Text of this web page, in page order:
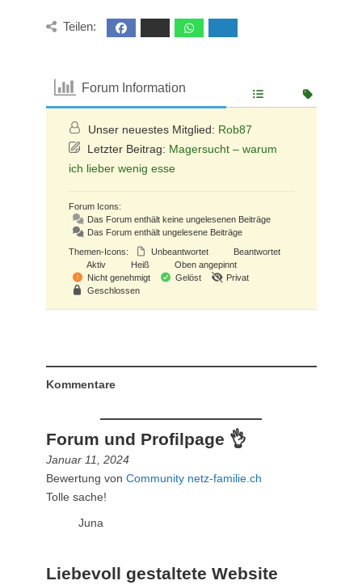
Teilen:
Forum Information
Unser neuestes Mitglied: Rob87
Letzter Beitrag: Magersucht – warum
ich lieber wenig esse
Forum Icons:
Das Forum enthält keine ungelesenen Beiträge
Das Forum enthält ungelesene Beiträge
Themen-Icons:
Unbeantwortet
Beantwortet
Aktiv
Heiß
Oben angepinnt
Nicht genehmigt
Gelöst
Privat
Geschlossen
Kommentare
Forum und Profilpage 👌
Januar 11, 2024
Bewertung von Community netz-familie.ch
Tolle sache!
Juna
Liebevoll gestaltete Website